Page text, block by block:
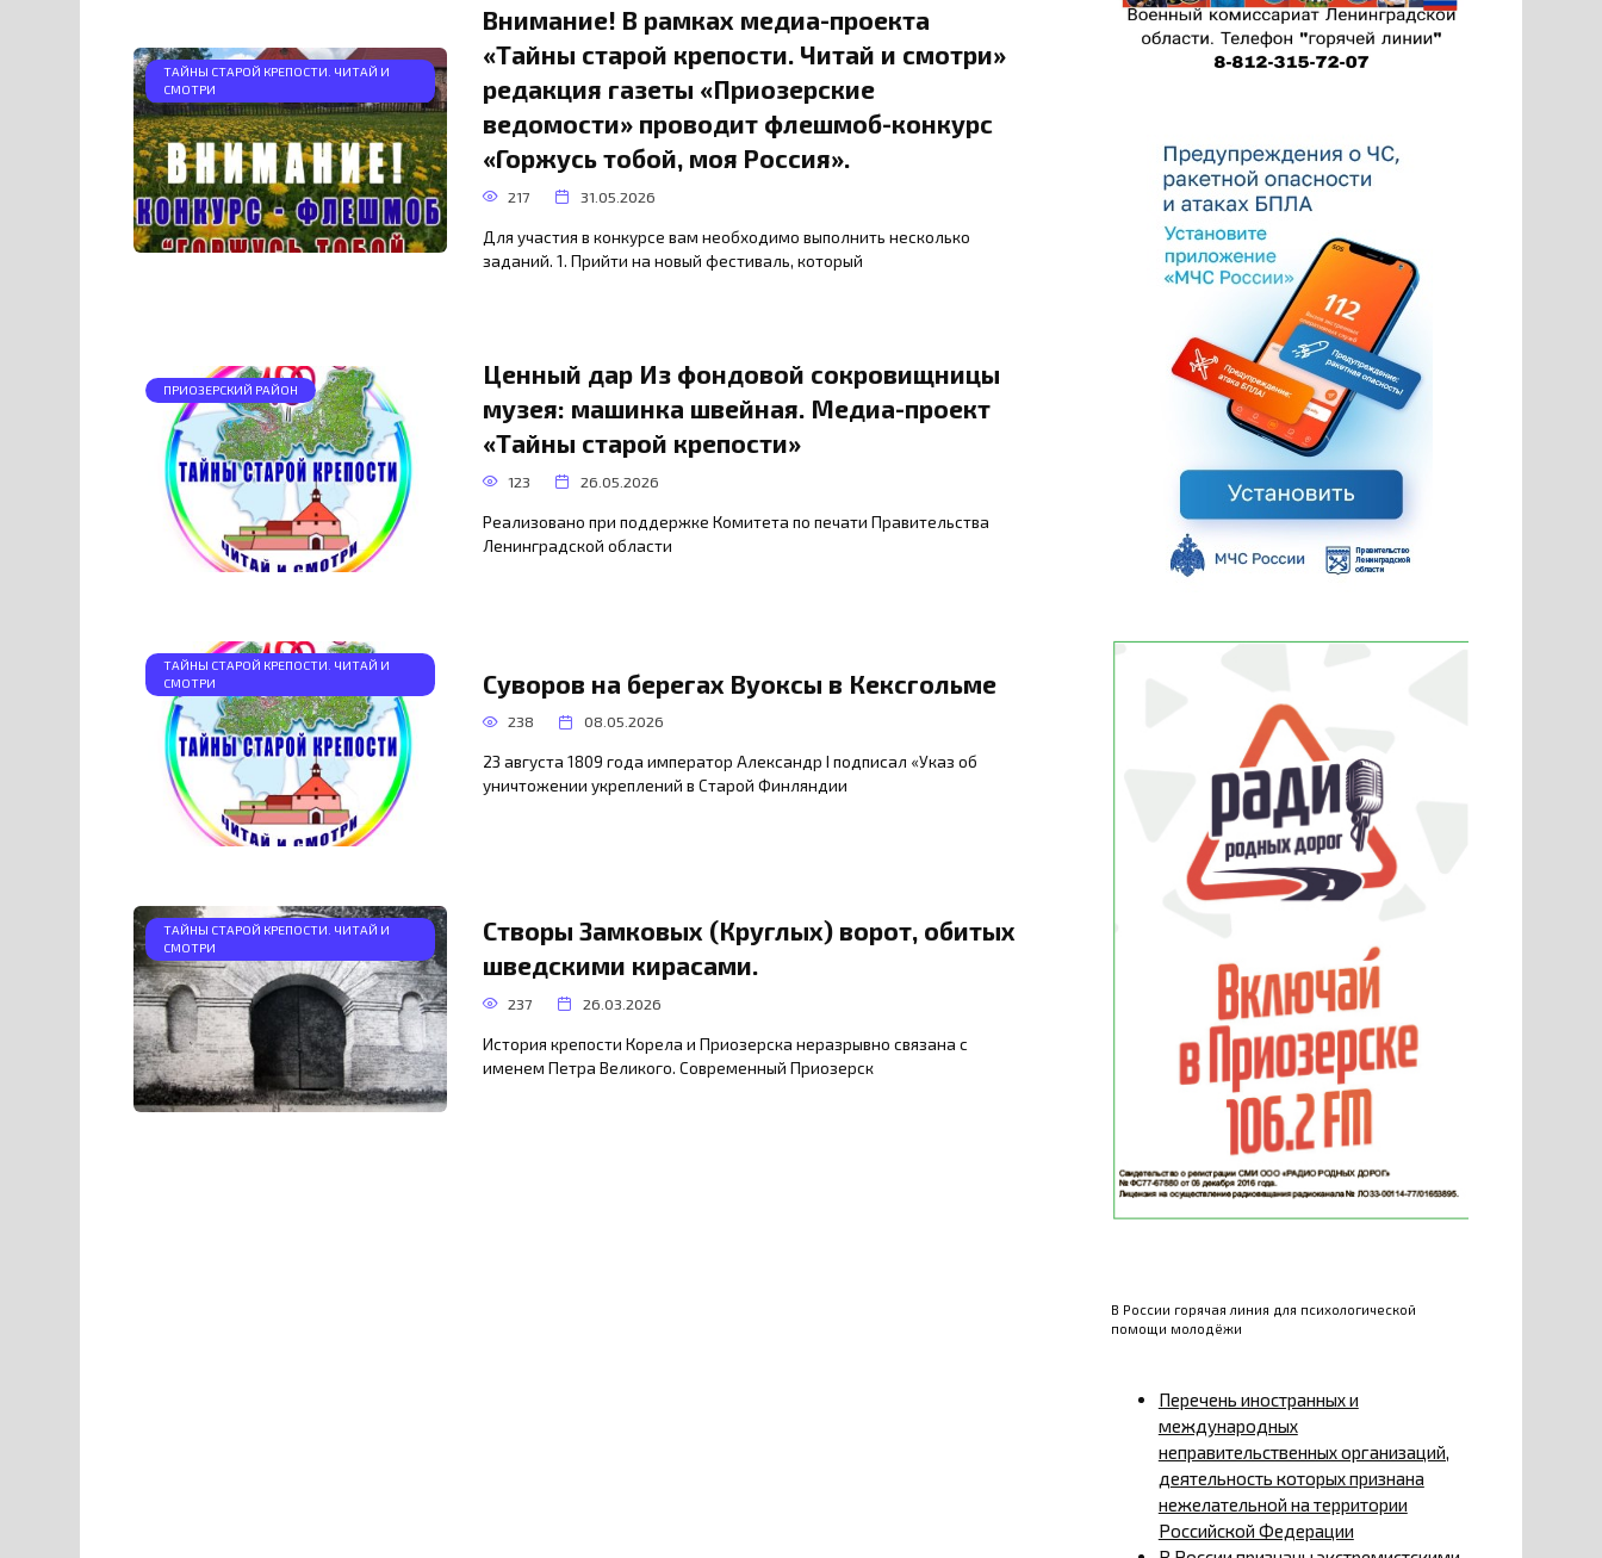
ТАЙНЫ СТАРОЙ КРЕПОСТИ. ЧИТАЙ И
СМОТРИ
Внимание! В рамках медиа-проекта
«Тайны старой крепости. Читай и смотри»
редакция газеты «Приозерские
ведомости» проводит флешмоб-конкурс
«Горжусь тобой, моя Россия».
217 31.05.2026
Для участия в конкурсе вам необходимо выполнить несколько
заданий. 1. Прийти на новый фестиваль, который
ПРИОЗЕРСКИЙ РАЙОН
Ценный дар Из фондовой сокровищницы
музея: машинка швейная. Медиа-проект
«Тайны старой крепости»
123 26.05.2026
Реализовано при поддержке Комитета по печати Правительства
Ленинградской области
ТАЙНЫ СТАРОЙ КРЕПОСТИ. ЧИТАЙ И
СМОТРИ
Суворов на берегах Вуоксы в Кексгольме
238 08.05.2026
23 августа 1809 года император Александр I подписал «Указ об
уничтожении укреплений в Старой Финляндии
ТАЙНЫ СТАРОЙ КРЕПОСТИ. ЧИТАЙ И
СМОТРИ
Створы Замковых (Круглых) ворот, обитых
шведскими кирасами.
237 26.03.2026
История крепости Корела и Приозерска неразрывно связана с
именем Петра Великого. Современный Приозерск
В России горячая линия для психологической
помощи молодёжи
Перечень иностранных и
международных
неправительственных организаций,
деятельность которых признана
нежелательной на территории
Российской Федерации